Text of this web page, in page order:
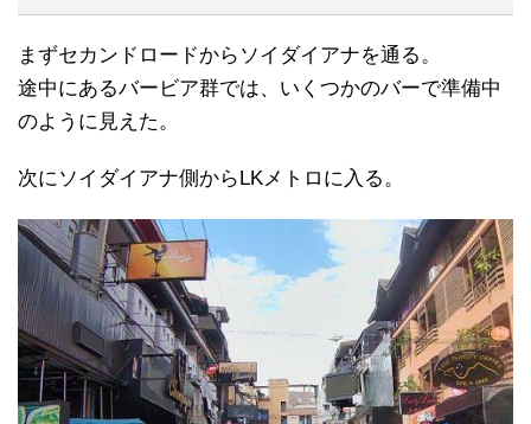
まずセカンドロードからソイダイアナを通る。
途中にあるバービア群では、いくつかのバーで準備中
のように見えた。
次にソイダイアナ側からLKメトロに入る。